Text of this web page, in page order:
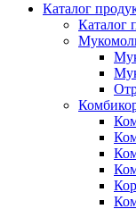
Каталог
Каталог